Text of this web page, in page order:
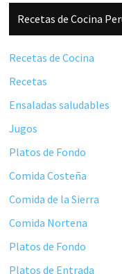
Barra
lateral
principal
Recetas de Cocina
Recetas de Cocina
Recetas
Ensaladas saludables
Jugos
Platos de Fondo
Comida Costeña
Comida de la Sierra
Comida Nortena
Platos de Fondo
Platos de Entrada